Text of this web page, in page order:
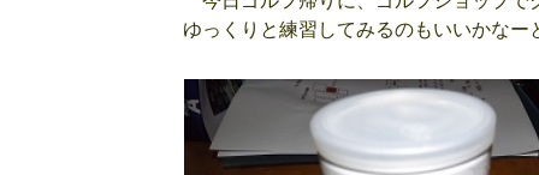
ゆっくりと練習してみるのもいいかなー